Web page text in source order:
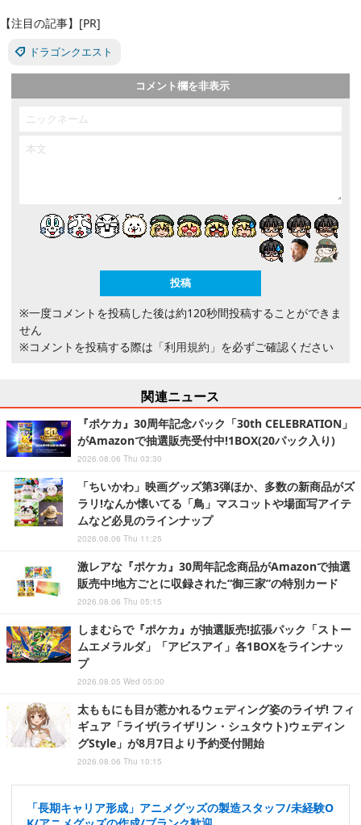
【注目の記事】[PR]
ドラゴンクエスト
コメント欄を非表示
※一度コメントを投稿した後は約120秒間投稿することができま
せん
※コメントを投稿する際は 「利用規約」 を必ずご確認ください
関連ニュース
『ポケカ』30周年記念パック「30th CELEBRATION」
がAmazonで抽選販売受付中!1BOX(20パック入り)
2026.08.06 Thu 03:30
「ちいかわ」映画グッズ第3弾ほか、多数の新商品がズ
ラリ!なんか懐いてる「鳥」マスコットや場面写アイテ
ムなど必見のラインナップ
2026.08.06 Thu 11:25
激レアな『ポケカ』30周年記念商品がAmazonで抽選
販売中!地方ごとに収録された“御三家”の特別カード
2026.08.06 Thu 05:15
しまむらで『ポケカ』が抽選販売!拡張パック「ストー
ムエメラルダ」「アビスアイ」各1BOXをラインナッ
プ
2026.08.05 Wed 05:00
太ももにも目が惹かれるウェディング姿のライザ! フィ
ギュア「ライザ(ライザリン・シュタウト)ウェディン
グStyle」が8月7日より予約受付開始
2026.08.06 Thu 10:15
「長期キャリア形成」アニメグッズの製造スタッフ/未経験O